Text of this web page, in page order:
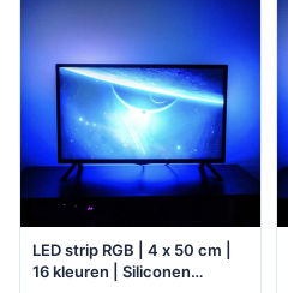
LED strip RGB | 4 x 50 cm |
16 kleuren | Siliconen